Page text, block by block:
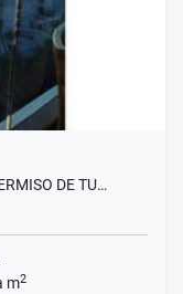
DE TU…
m2